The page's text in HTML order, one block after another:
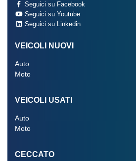
Seguici su Facebook
Seguici su Youtube
Seguici su Linkedin
VEICOLI NUOVI
Auto
Moto
VEICOLI USATI
Auto
Moto
CECCATO